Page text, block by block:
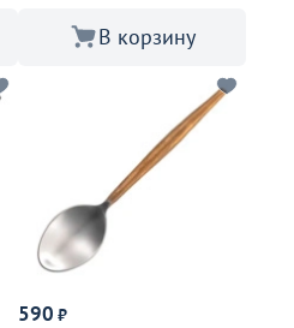
В корзину
590 ₽